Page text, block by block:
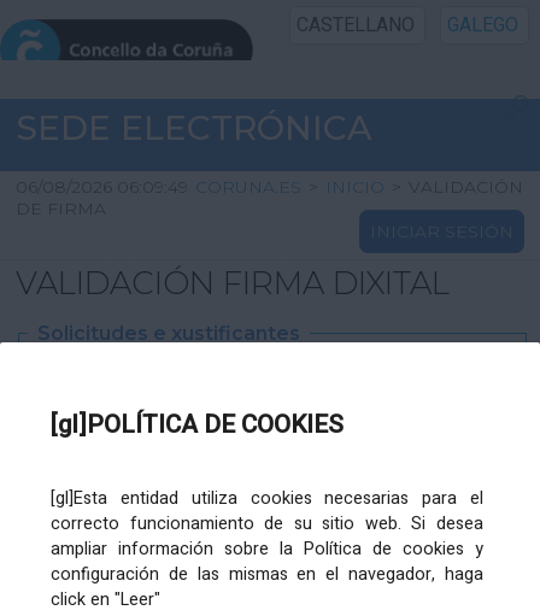
[gl]POLÍTICA DE COOKIES
[gl]Esta entidad utiliza cookies necesarias para el
correcto funcionamiento de su sitio web. Si desea
ampliar información sobre la Política de cookies y
configuración de las mismas en el navegador, haga
click en "Leer"
CASTELLANO GALEGO
INICIO SEDE
INICIO
INFORMACIÓN PÚBLICA
SEDE ELECTRÓNICA
06/08/2026 06:09:49 CORUNA.ES > INICIO >
VALIDACIÓN
DE FIRMA
INICIAR SESIÓN
VALIDACIÓN FIRMA DIXITAL
Solicitudes e xustificantes
XML
Ficheiros varios
Ficheiro
asinado: